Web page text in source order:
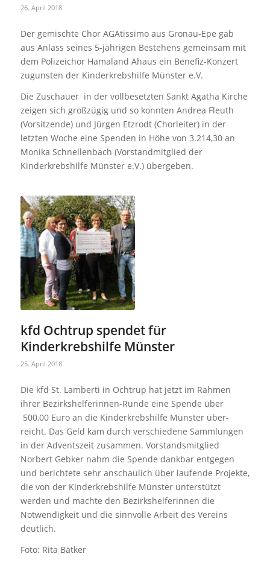
26. April 2018
Der gemischte Chor AGAtissimo aus Gronau-Epe gab
aus Anlass seines 5-jährigen Bestehens gemeinsam mit
dem Polizeichor Hamaland Ahaus ein Benefiz-Konzert
zugunsten der Kinderkrebshilfe Münster e.V.
Die Zuschauer in der vollbesetzten Sankt Agatha Kirche
zeigen sich großzügig und so konnten Andrea Fleuth
(Vorsitzende) und Jürgen Etzrodt (Chorleiter) in der
letzten Woche eine Spenden in Höhe von 3.214,30 an
Monika Schnellenbach (Vorstandmitglied der
Kinderkrebshilfe Münster e.V.) übergeben.
kfd Ochtrup spendet für
Kinderkrebshilfe Münster
25. April 2018
Die kfd St. Lamberti in Ochtrup hat jetzt im Rahmen
ihrer Bezirkshelferinnen-Runde eine Spende über
500,00 Euro an die Kinderkrebshilfe Münster über­
reicht. Das Geld kam durch verschiedene Sammlungen
in der Adventszeit zusammen. Vorstandsmitglied
Norbert Gebker nahm die Spende dankbar entgegen
und berichtete sehr an­schaulich über laufende Projekte,
die von der Kinderkrebshilfe Münster unterstützt
werden und machte den Bezirkshelferinnen die
Notwen­digkeit und die sinnvolle Arbeit des Vereins
deutlich.
Foto: Rita Bätker